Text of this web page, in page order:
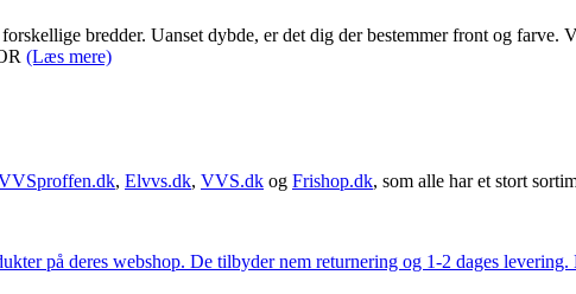
bredder. Uanset dybde, er det dig der bestemmer front og
(Læs mere)
, Elvvs.dk, VVS.dk og Frishop.dk, som alle har et stort
på deres webshop. De tilbyder nem returnering og 1-2 dages